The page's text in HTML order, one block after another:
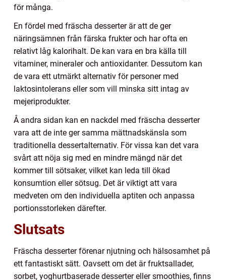
för många.
En fördel med fräscha desserter är att de ger
näringsämnen från färska frukter och har ofta en
relativt låg kalorihalt. De kan vara en bra källa till
vitaminer, mineraler och antioxidanter. Dessutom kan
de vara ett utmärkt alternativ för personer med
laktosintolerans eller som vill minska sitt intag av
mejeriprodukter.
Å andra sidan kan en nackdel med fräscha desserter
vara att de inte ger samma mättnadskänsla som
traditionella dessertalternativ. För vissa kan det vara
svårt att nöja sig med en mindre mängd när det
kommer till sötsaker, vilket kan leda till ökad
konsumtion eller sötsug. Det är viktigt att vara
medveten om den individuella aptiten och anpassa
portionsstorleken därefter.
Slutsats
Fräscha desserter förenar njutning och hälsosamhet på
ett fantastiskt sätt. Oavsett om det är fruktsallader,
sorbet, yoghurtbaserade desserter eller smoothies, finns